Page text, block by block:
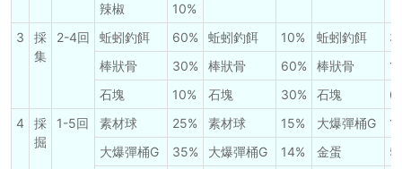
辣椒
10%
3
採
集
2-4回 蚯蚓釣餌 60% 蚯蚓釣餌 10% 蚯蚓釣餌
棒狀骨
30% 棒狀骨 60% 棒狀骨
石塊
10% 石塊 30% 石塊
4
採
掘
1-5回 素材球 25% 素材球 15% 大爆彈桶G
大爆彈桶G
35% 大爆彈桶G 14% 金蛋